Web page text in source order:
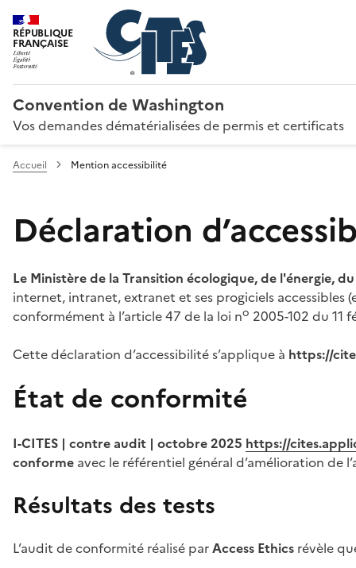
RÉPUBLIQUE
FRANÇAISE
Convention de Washington
Vos demandes dématérialisées de permis et certificats
Accueil Mention accessibilité
Déclaration
Le Ministère de la Transition écologique, de l'énergie,
internet, intranet, extranet et ses progiciels
conformément à l’article 47 de la loi no 2005-102 du 11
Cette déclaration d’accessibilité s’applique à https://
État de conformité
I-CITES | contre audit | octobre 2025 https://
conforme avec le référentiel général d’amélioration de
Résultats des tests
L’audit de conformité réalisé parAccess Ethics révèle